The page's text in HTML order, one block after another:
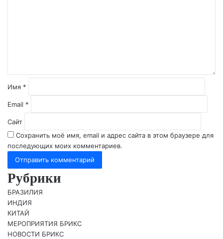
и
й
Имя *
Email *
Сайт
Сохранить моё имя, email и адрес сайта в этом браузере для
последующих моих комментариев.
Рубрики
БРАЗИЛИЯ
ИНДИЯ
КИТАЙ
МЕРОПРИЯТИЯ БРИКС
НОВОСТИ БРИКС